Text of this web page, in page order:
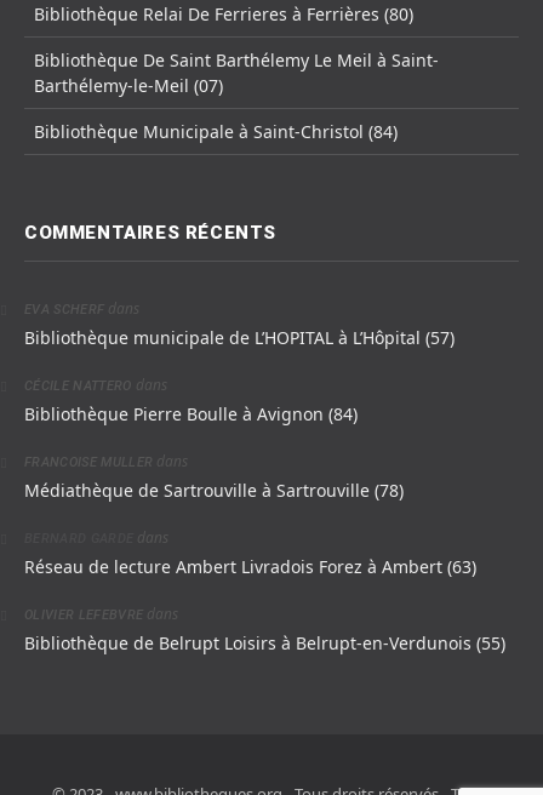
Bibliothèque Relai De Ferrieres à Ferrières (80)
Bibliothèque De Saint Barthélemy Le Meil à Saint-
Barthélemy-le-Meil (07)
Bibliothèque Municipale à Saint-Christol (84)
COMMENTAIRES RÉCENTS
EVA SCHERF dans
Bibliothèque municipale de L’HOPITAL à L’Hôpital (57)
CÉCILE NATTERO dans
Bibliothèque Pierre Boulle à Avignon (84)
FRANCOISE MULLER dans
Médiathèque de Sartrouville à Sartrouville (78)
dans
Réseau de lecture Ambert Livradois Forez à Ambert (63)
OLIVIER LEFEBVRE dans
Bibliothèque de Belrupt Loisirs à Belrupt-en-Verdunois (55)